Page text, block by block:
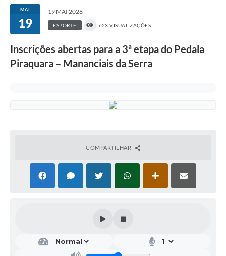
MAI
19
19 MAI 2026
ESPORTE 623 VISUALIZAÇÕES
Inscrições abertas para a 3ª etapa do Pedala
Piraquara – Mananciais da Serra
COMPARTILHAR